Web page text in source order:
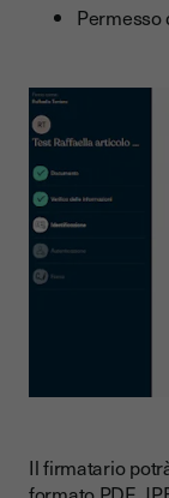
Permesso
Il firmatario